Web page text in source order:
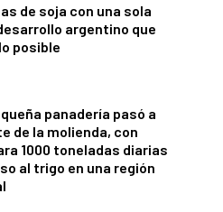
de soja con una sola
argentino que
posible
panadería pasó a
de la molienda, con
1000 toneladas diarias
al trigo en una región